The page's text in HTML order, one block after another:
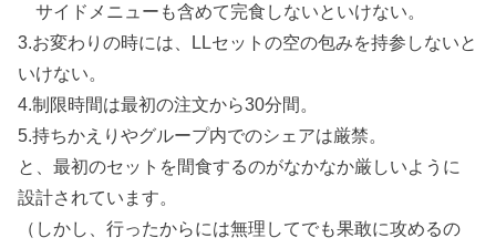
サイドメニューも含めて完食しないといけない。
3.お変わりの時には、LLセットの空の包みを持参しないと
いけない。
4.制限時間は最初の注文から30分間。
5.持ちかえりやグループ内でのシェアは厳禁。
と、最初のセットを間食するのがなかなか厳しいように
設計されています。
（しかし、行ったからには無理してでも果敢に攻めるの